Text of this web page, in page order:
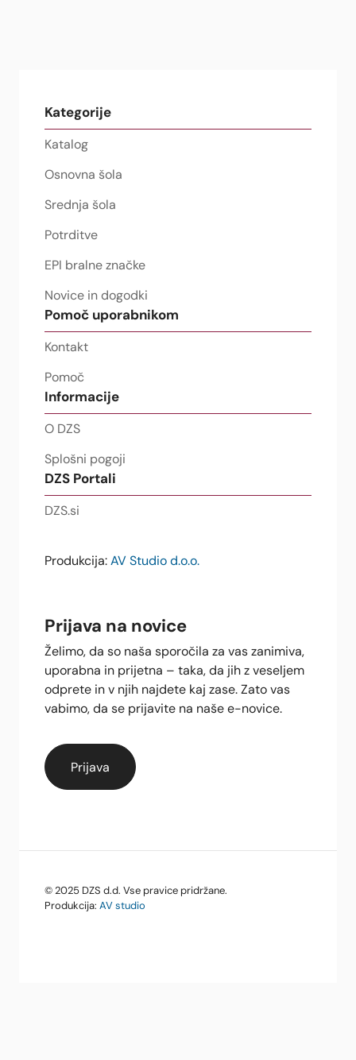
Kategorije
Katalog
Osnovna šola
Srednja šola
Potrditve
EPI bralne značke
Novice in dogodki
Pomoč uporabnikom
Kontakt
Pomoč
Informacije
O DZS
Splošni pogoji
DZS Portali
DZS.si
Produkcija: AV Studio d.o.o.
Prijava na novice
Želimo, da so naša sporočila za vas zanimiva,
uporabna in prijetna – taka, da jih z veseljem
odprete in v njih najdete kaj zase. Zato vas
vabimo, da se prijavite na naše e-novice.
© 2025 DZS d.d. Vse pravice pridržane.
Produkcija: AV studio